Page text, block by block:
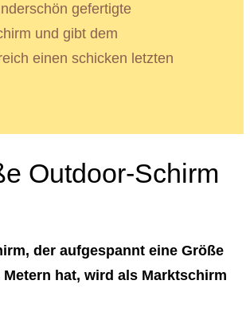
gefertigte
und gibt dem
einen schicken letzten
Outdoor-Schirm
der aufgespannt eine Größe
hat, wird als Marktschirm